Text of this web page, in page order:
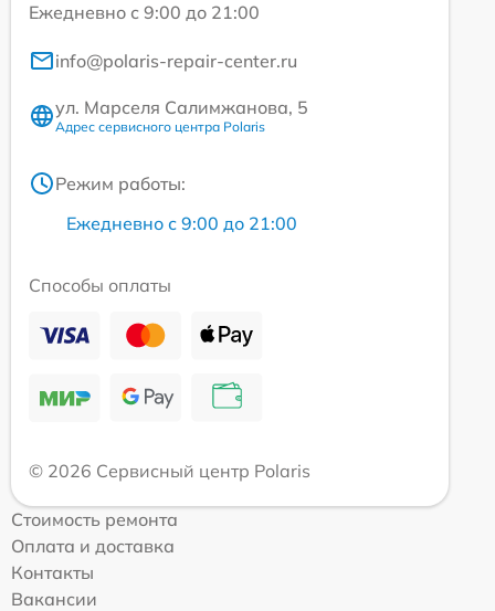
Ежедневно с 9:00 до 21:00
info@polaris-repair-center.ru
ул. Марселя Салимжанова, 5
Адрес сервисного центра Polaris
Режим работы:
Ежедневно с 9:00 до 21:00
Способы оплаты
© 2026 Сервисный центр Polaris
Стоимость ремонта
Оплата и доставка
Контакты
Вакансии